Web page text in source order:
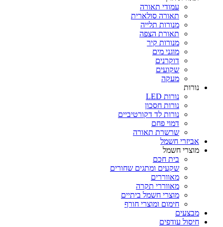
עמודי תאורה
תאורה סולארית
מנורות תלייה
תאורת הצפה
מנורות קיר
מוגני מים
דוקרנים
שקועים
מעקה
נורות
נורות LED
נורות חסכון
נורות לד דקורטיביים
דמוי פחם
שרשרת תאורה
אביזרי חשמל
מוצרי חשמל
בית חכם
שקעים ומתגים שחורים
מאווררים
מאווררי תקרה
מוצרי חשמל ביתיים
חימום ומוצרי חורף
מבצעים
חיסול עודפים